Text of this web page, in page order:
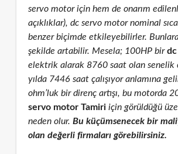
servo motor için hem de onarım
açıklıklar), dc servo motor nominal
benzer biçimde etkileyebilirler.
şekilde artabilir. Mesela; 100HP birdc
elektrik alarak 8760 saat olan senelik
yılda 7446 saat çalışıyor anlamına
ohm’luk bir direnç artışı, bu motorda
servo motor Tamiri için görüldüğü
neden olur. Bu küçümsenecek bir
olan değerli firmaları görebilirsiniz.